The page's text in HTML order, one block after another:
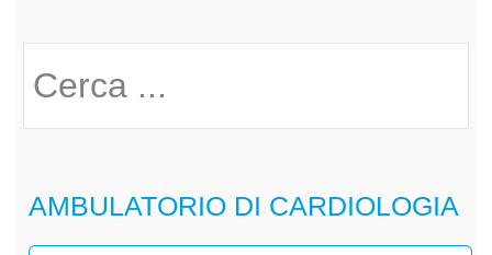
AMBULATORIO DI CARDIOLOGIA